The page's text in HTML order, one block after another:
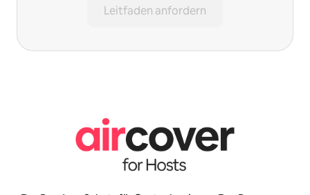
Leitfaden anfordern